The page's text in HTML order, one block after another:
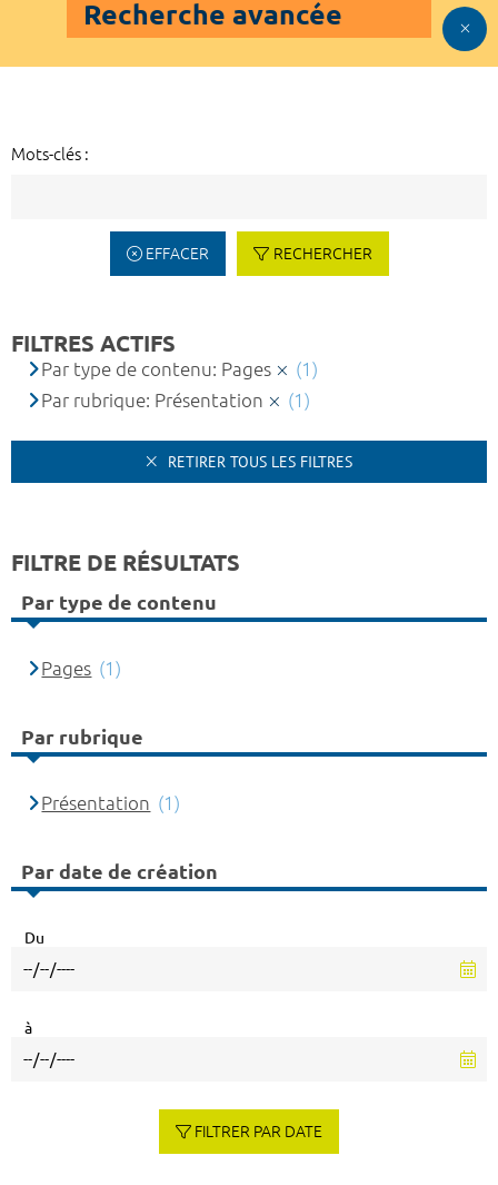
Recherche avancée
Mots-clés :
EFFACER RECHERCHER
FILTRES ACTIFS
Par type de contenu: Pages
(1)
Par rubrique: Présentation
(1)
RETIRER TOUS LES FILTRES
FILTRE DE RÉSULTATS
Par type de contenu
Pages (1)
Par rubrique
Présentation (1)
Par date de création
Du
à
FILTRER PAR DATE